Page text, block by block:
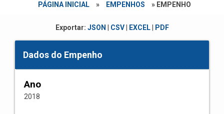
PÁGINA INICIAL » EMPENHOS » EMPENHO
Exportar: JSON CSV| EXCEL| PDF
Dados do Empenho
Ano
2018